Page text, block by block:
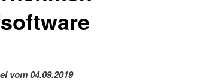
vom 04.09.2019